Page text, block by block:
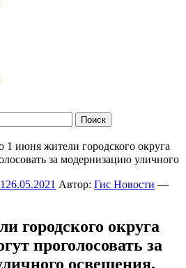
1 июня жители городского округа
за модернизацию уличного
26.05.2021 Автор: Гис Новости —
городского округа
проголосовать за
освещения.